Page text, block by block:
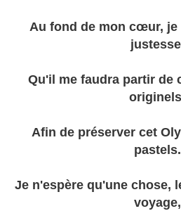
Au fond de mon cœur, je
Qu'il me faudra partir de
Afin de préserver cet
pastels.
Je n'espère qu'une chose,
voyage,